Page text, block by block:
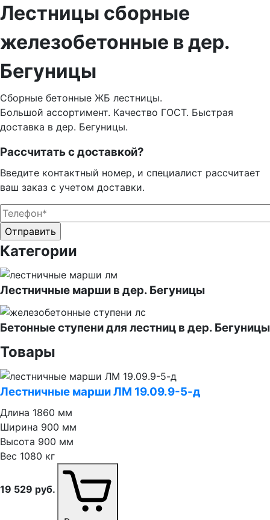
Лестницы сборные
железобетонные в дер.
Бегуницы
Сборные бетонные ЖБ лестницы.
Большой ассортимент. Качество ГОСТ. Быстрая
доставка в дер. Бегуницы.
Рассчитать с доставкой?
Введите контактный номер, и специалист рассчитает
ваш заказ с учетом доставки.
Оставьте это поле пустым.
Оставьте это поле пустым.
Категории
Лестничные марши в дер. Бегуницы
Бетонные ступени для лестниц в дер. Бегуницы
Товары
Лестничные марши ЛМ 19.09.9⁠-⁠5⁠-⁠д
Длина 1860 мм
Ширина 900 мм
Высота 900 мм
Вес 1080 кг
19 529 руб.